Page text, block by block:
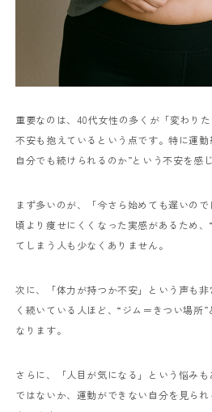
重要なのは、40代女性の多くが「変わり
不安も抱えているという点です。特に運
自分でも続けられるのか”という不安を感
まず多いのが、「今さら始めても遅いの
頃より痩せにくくなった実感があるため、
てしまう人も少なくありません。
次に、「体力が持つか不安」という声も
く続いている人ほど、“ジム＝きつい場所
なります。
さらに、「人目が気になる」という悩み
ではないか、運動ができない自分を見ら